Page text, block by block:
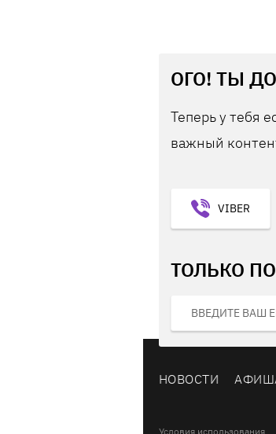
ОГО! ТЫ
Теперь у тебя
важный
VIBER
ТОЛЬКО
НОВОСТИ
Условия использования